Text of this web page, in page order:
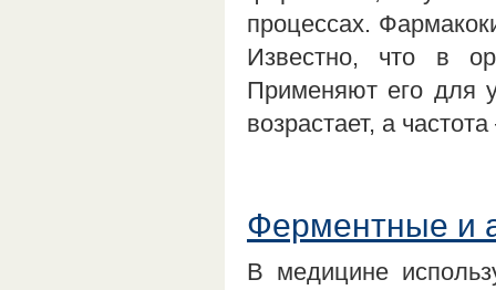
процессах.
Известно, что в
Применяют его для
возрастает, а
Ферментные и
В медицине